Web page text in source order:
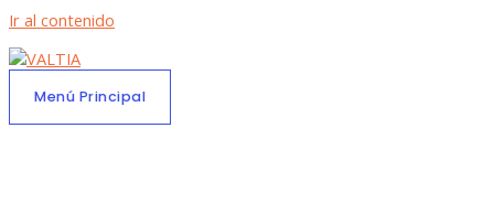
Ir al contenido
Menú Principal